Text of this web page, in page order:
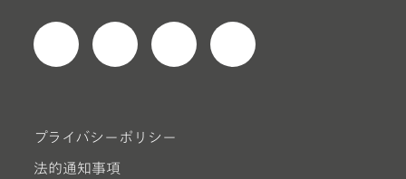
プライバシーポリシー
法的通知事項